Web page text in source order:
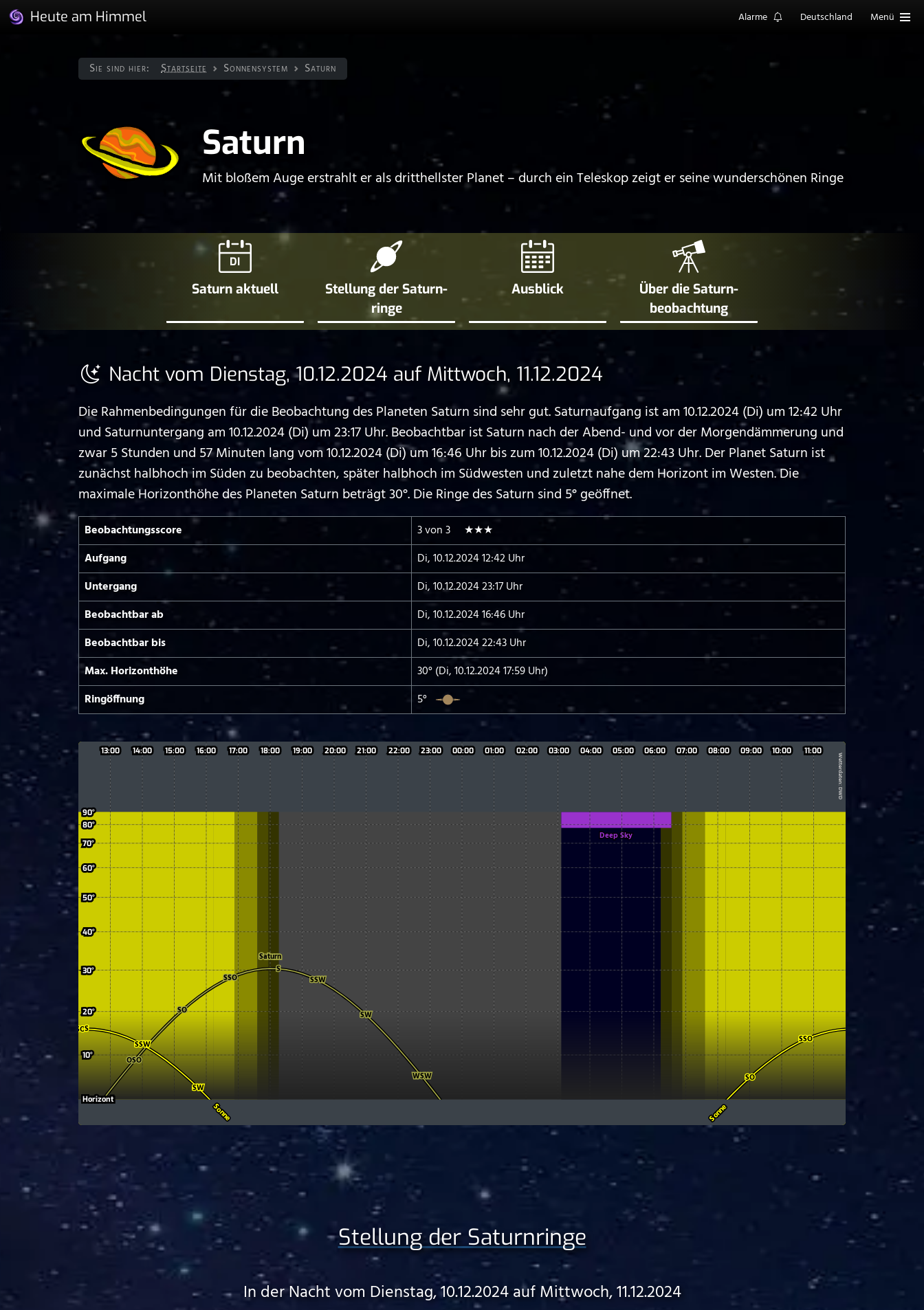
Heute am Himmel Alarme Deutschland Menü
Sie sind hier: Startseite Sonnen­system Saturn
Saturn
Mit bloßem Auge erstrahlt er als dritthellster Planet – durch ein Teleskop zeigt er seine wunderschönen Ringe
DI
Saturn aktuell
Stellung der Saturn­
ringe
Ausblick
Über die Saturn­
beobachtung
Nacht vom Dienstag, 10.12.2024 auf Mittwoch, 11.12.2024
Die Rahmenbedingungen für die Beobachtung des Planeten Saturn sind sehr gut. Saturnaufgang ist am 10.12.2024 (Di) um 12:42 Uhr
und Saturnuntergang am 10.12.2024 (Di) um 23:17 Uhr. Beobachtbar ist Saturn nach der Abend- und vor der Morgendämmerung und
zwar 5 Stunden und 57 Minuten lang vom 10.12.2024 (Di) um 16:46 Uhr bis zum 10.12.2024 (Di) um 22:43 Uhr. Der Planet Saturn ist
zunächst halbhoch im Süden zu beobachten, später halbhoch im Südwesten und zuletzt nahe dem Horizont im Westen. Die
maximale Horizonthöhe des Planeten Saturn beträgt 30°. Die Ringe des Saturn sind 5° geöffnet.
Beobachtungs­score
3 von 3 ★★★
Aufgang
Di, 10.12.2024 12:42 Uhr
Untergang
Di, 10.12.2024 23:17 Uhr
Beobachtbar ab
Di, 10.12.2024 16:46 Uhr
Beobachtbar bis
Di, 10.12.2024 22:43 Uhr
Max. Horizont­höhe
30° (Di, 10.12.2024 17:59 Uhr)
Ringöffnung
5°
Stellung der Saturnringe
In der Nacht vom Dienstag, 10.12.2024 auf Mittwoch, 11.12.2024